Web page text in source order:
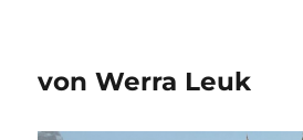
von Werra Leuk